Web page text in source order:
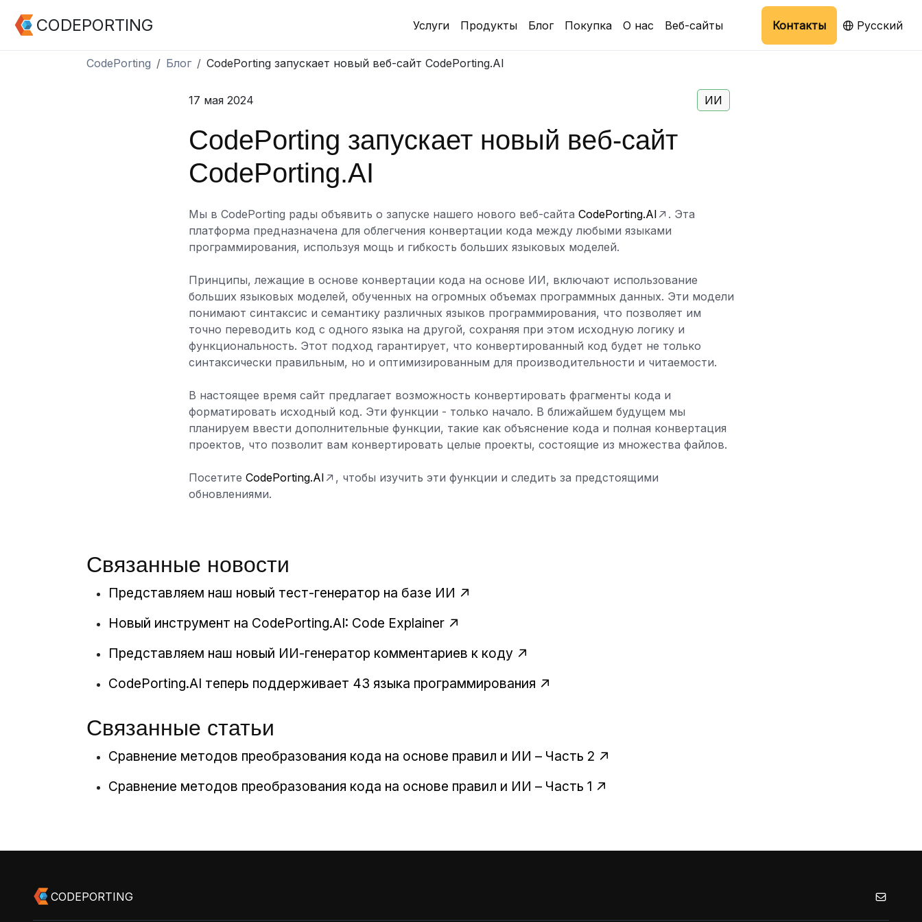
CODEPORTING Услуги Продукты Блог Покупка О нас Веб-сайты Контакты Русский
CodePorting Блог CodePorting запускает новый веб-сайт CodePorting.AI
17 мая 2024 ИИ
CodePorting запускает новый веб-сайт
CodePorting.AI
Мы в CodePorting рады объявить о запуске нашего нового веб-сайта CodePorting.AI
. Эта
платформа предназначена для облегчения конвертации кода между любыми языками
программирования, используя мощь и гибкость больших языковых моделей.
Принципы, лежащие в основе конвертации кода на основе ИИ, включают использование
больших языковых моделей, обученных на огромных объемах программных данных. Эти модели
понимают синтаксис и семантику различных языков программирования, что позволяет им
точно переводить код с одного языка на другой, сохраняя при этом исходную логику и
функциональность. Этот подход гарантирует, что конвертированный код будет не только
синтаксически правильным, но и оптимизированным для производительности и читаемости.
В настоящее время сайт предлагает возможность конвертировать фрагменты кода и
форматировать исходный код. Эти функции - только начало. В ближайшем будущем мы
планируем ввести дополнительные функции, такие как объяснение кода и полная конвертация
проектов, что позволит вам конвертировать целые проекты, состоящие из множества файлов.
Посетите CodePorting.AI
, чтобы изучить эти функции и следить за предстоящими
обновлениями.
Связанные новости
Представляем наш новый тест-генератор на базе ИИ
Новый инструмент на CodePorting.AI: Code Explainer
Представляем наш новый ИИ-генератор комментариев к коду
CodePorting.AI теперь поддерживает 43 языка программирования
Связанные статьи
Сравнение методов преобразования кода на основе правил и ИИ – Часть 2
Сравнение методов преобразования кода на основе правил и ИИ – Часть 1
CODEPORTING